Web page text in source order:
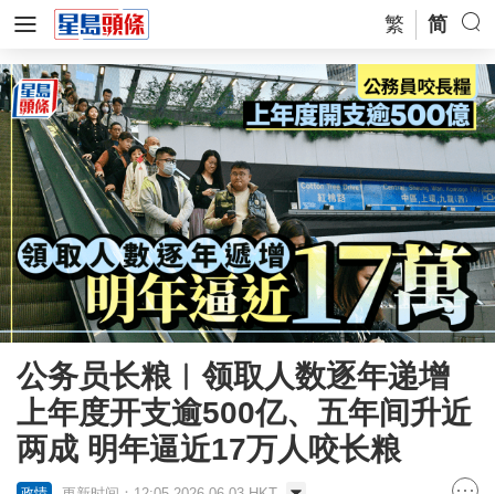
繁 简
公务员长粮︱领取人数逐年递增
上年度开支逾500亿、五年间升近
两成 明年逼近17万人咬长粮